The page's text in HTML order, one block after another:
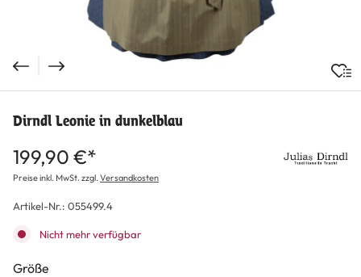
Dirndl Leonie in dunkelblau
199,90 €*
Preise inkl. MwSt. zzgl.Versandkosten
Artikel-Nr.: 055499.4
Nicht mehr verfügbar
Größe